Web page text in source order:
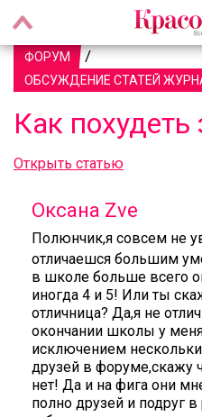
ФОРУМ /
ОБСУЖДЕНИЕ СТАТЕЙ
Как
Открыть статью
Оксана Zve
Полюнчик,я совсем не
отличаешся большим
в школе больше всего
иногда 4 и 5! Или ты
отличница? Да,я не
окончании школы у
исключением
друзей в форуме,скажу
нет! Да и на фига они
полно друзей и подруг